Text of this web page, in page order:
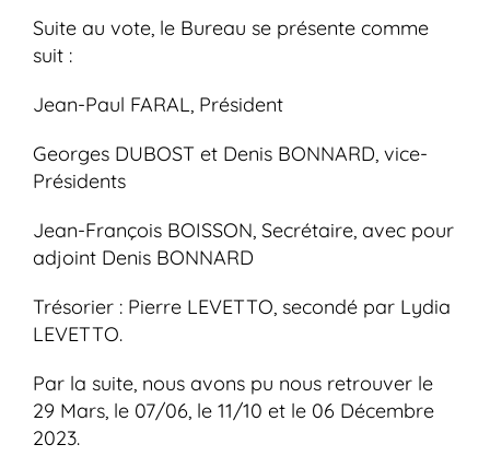
Suite au vote, le Bureau se présente comme
suit :
Jean-Paul FARAL, Président
Georges DUBOST et Denis BONNARD, vice-
Présidents
Jean-François BOISSON, Secrétaire, avec pour
adjoint Denis BONNARD
Trésorier : Pierre LEVETTO, secondé par Lydia
LEVETTO.
Par la suite, nous avons pu nous retrouver le
29 Mars, le 07/06, le 11/10 et le 06 Décembre
2023.